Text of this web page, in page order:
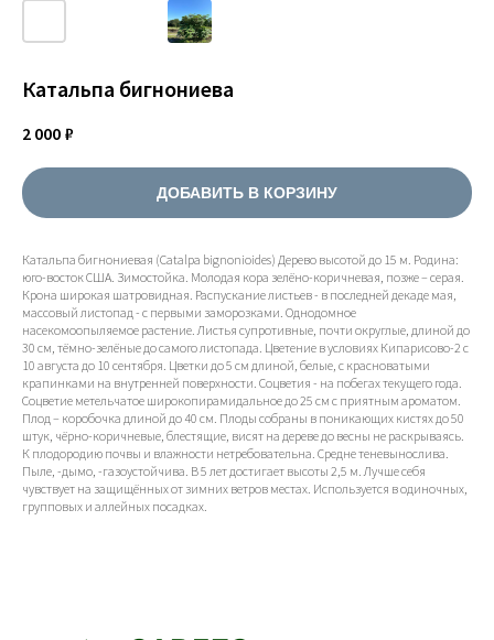
Катальпа бигнониева
2 000 ₽
ДОБАВИТЬ В КОРЗИНУ
Катальпа бигнониевая (Catalpa bignonioides) Дерево высотой до 15 м. Родина:
юго-восток США. Зимостойка. Молодая кора зелёно-коричневая, позже – серая.
Крона широкая шатровидная. Распускание листьев - в последней декаде мая,
массовый листопад - с первыми заморозками. Однодомное
насекомоопыляемое растение. Листья супротивные, почти округлые, длиной до
30 см, тёмно-зелёные до самого листопада. Цветение в условиях Кипарисово-2 с
10 августа до 10 сентября. Цветки до 5 см длиной, белые, с красноватыми
крапинками на внутренней поверхности. Соцветия - на побегах текущего года.
Соцветие метельчатое широкопирамидальное до 25 см с приятным ароматом.
Плод – коробочка длиной до 40 см. Плоды собраны в поникающих кистях до 50
штук, чёрно-коричневые, блестящие, висят на дереве до весны не раскрываясь.
К плодородию почвы и влажности нетребовательна. Средне теневынослива.
Пыле, -дымо, -газоустойчива. В 5 лет достигает высоты 2,5 м. Лучше себя
чувствует на защищённых от зимних ветров местах. Используется в одиночных,
групповых и аллейных посадках.